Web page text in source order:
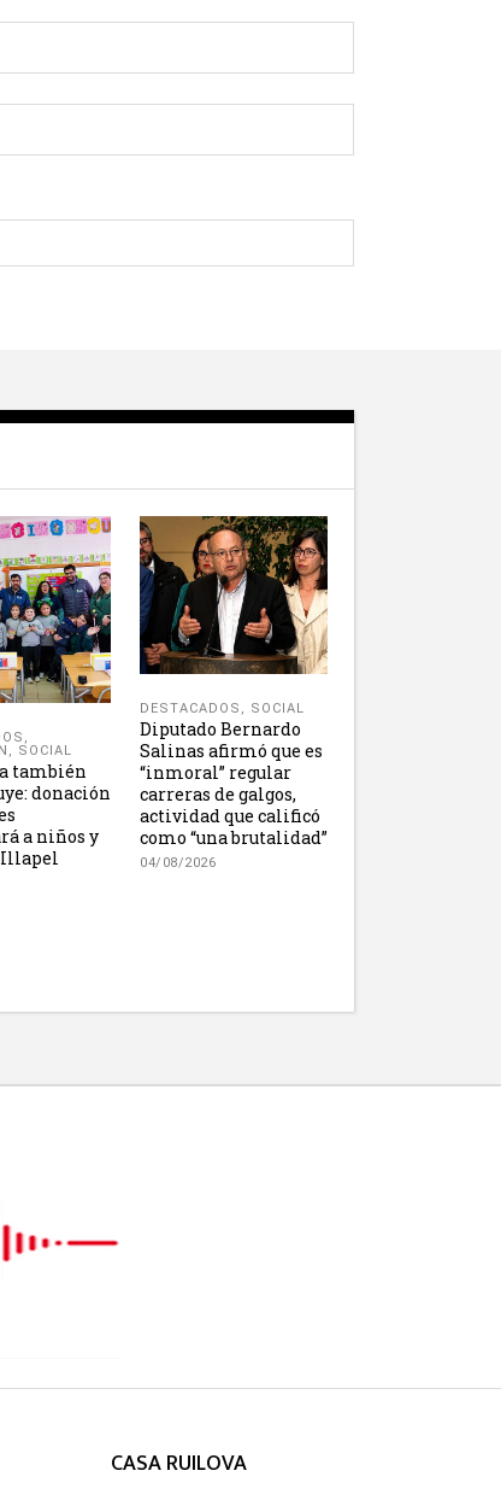
,
, SOCIAL
también
donación
a niños y
Illapel
DESTACADOS , SOCIAL
Diputado Bernardo
Salinas afirmó que es
“inmoral” regular
carreras de galgos,
actividad que calificó
como “una brutalidad”
04/08/2026
CASA RUILOVA